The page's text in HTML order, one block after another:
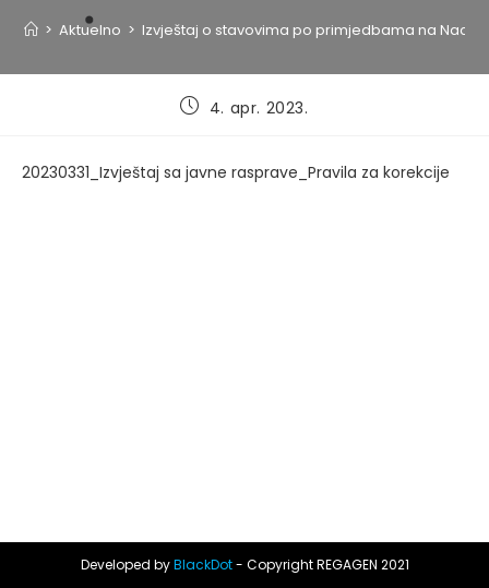
> Aktuelno > Izvještaj o stavovima po primjedbama na
Post4. apr. 2023.
20230331_Izvještaj sa javne rasprave_Pravila za korekcije
Developed byBlackDot- Copyright REGAGEN 2021